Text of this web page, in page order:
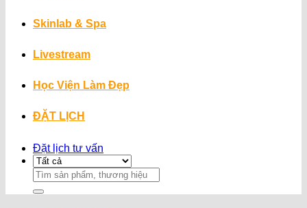
Skinlab & Spa
Livestream
Học Viện Làm Đẹp
ĐẶT LỊCH
Đặt lịch tư vấn
Search
for: